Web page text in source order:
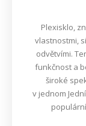
Plexisklo,
vlastnostmi,
odvětvími.
funkčnost a
široké spektrum
v jednom Jedním z hlavních důvodů, proč je plexisklo tak